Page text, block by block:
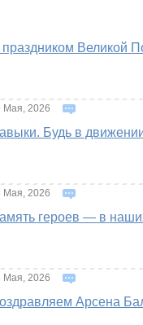
Великой
Мая, 2026
Будь в
Мая, 2026
героев — в
Мая, 2026
Арсена